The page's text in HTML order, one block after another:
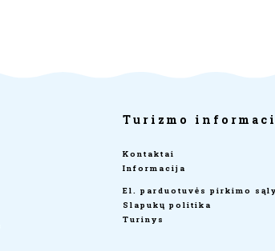
Turizmo
Kontaktai
Informacija
El. parduotuvės pirkimo
Slapukų politika
Turinys